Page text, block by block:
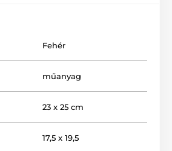
Fehér
műanyag
23 x 25 cm
17,5 x 19,5